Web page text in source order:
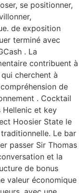
se positionner,
de exposition
terminé avec
. La
contribuent à
cherchent à
de
. Cocktail
Hellenic et key
Hoosier State le
Le bar
passer Sir Thomas
et la
de bonus
valeur économique